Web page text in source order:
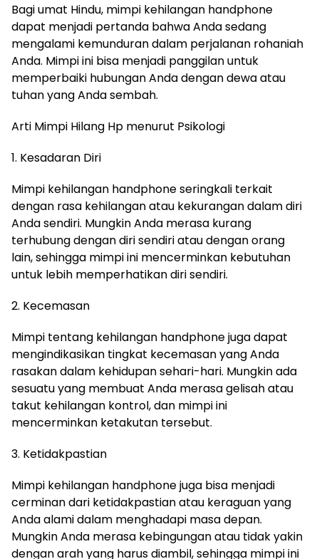
Bagi umat Hindu, mimpi kehilangan handphone
dapat menjadi pertanda bahwa Anda sedang
mengalami kemunduran dalam perjalanan rohaniah
Anda. Mimpi ini bisa menjadi panggilan untuk
memperbaiki hubungan Anda dengan dewa atau
tuhan yang Anda sembah.
Arti Mimpi Hilang Hp menurut Psikologi
1. Kesadaran Diri
Mimpi kehilangan handphone seringkali terkait
dengan rasa kehilangan atau kekurangan dalam diri
Anda sendiri. Mungkin Anda merasa kurang
terhubung dengan diri sendiri atau dengan orang
lain, sehingga mimpi ini mencerminkan kebutuhan
untuk lebih memperhatikan diri sendiri.
2. Kecemasan
Mimpi tentang kehilangan handphone juga dapat
mengindikasikan tingkat kecemasan yang Anda
rasakan dalam kehidupan sehari-hari. Mungkin ada
sesuatu yang membuat Anda merasa gelisah atau
takut kehilangan kontrol, dan mimpi ini
mencerminkan ketakutan tersebut.
3. Ketidakpastian
Mimpi kehilangan handphone juga bisa menjadi
cerminan dari ketidakpastian atau keraguan yang
Anda alami dalam menghadapi masa depan.
Mungkin Anda merasa kebingungan atau tidak yakin
dengan arah yang harus diambil, sehingga mimpi ini